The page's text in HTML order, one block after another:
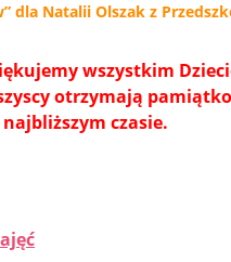
dla Natalii Olszak z
wszystkim
otrzymają
czasie.